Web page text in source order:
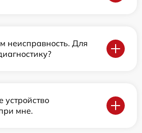
неисправность. Для
устройство
мне.